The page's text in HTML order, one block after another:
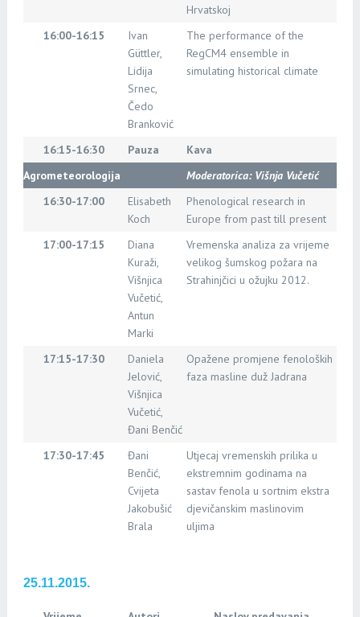
Hrvatskoj
16:00-16:15
Ivan
Güttler,
Lidija
Srnec,
Čedo
Branković
The performance of the
RegCM4 ensemble in
simulating historical climate
16:15-16:30 Pauza
Kava
Agrometeorologija
Moderatorica: Višnja Vučetić
16:30-17:00
Elisabeth
Koch
Phenological research in
Europe from past till present
17:00-17:15
Diana
Kuraži,
Višnjica
Vučetić,
Antun
Marki
Vremenska analiza za vrijeme
velikog šumskog požara na
Strahinjčici u ožujku 2012.
17:15-17:30
Daniela
Jelović,
Višnjica
Vučetić,
Đani Benčić
Opažene promjene fenoloških
faza masline duž Jadrana
17:30-17:45
Đani
Benčić,
Cvijeta
Jakobušić
Brala
Utjecaj vremenskih prilika u
ekstremnim godinama na
sastav fenola u sortnim ekstra
djevičanskim maslinovim
uljima
25.11.2015.